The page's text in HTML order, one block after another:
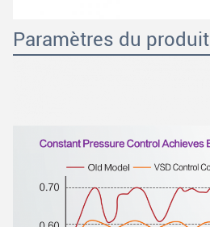
Paramètres du produit